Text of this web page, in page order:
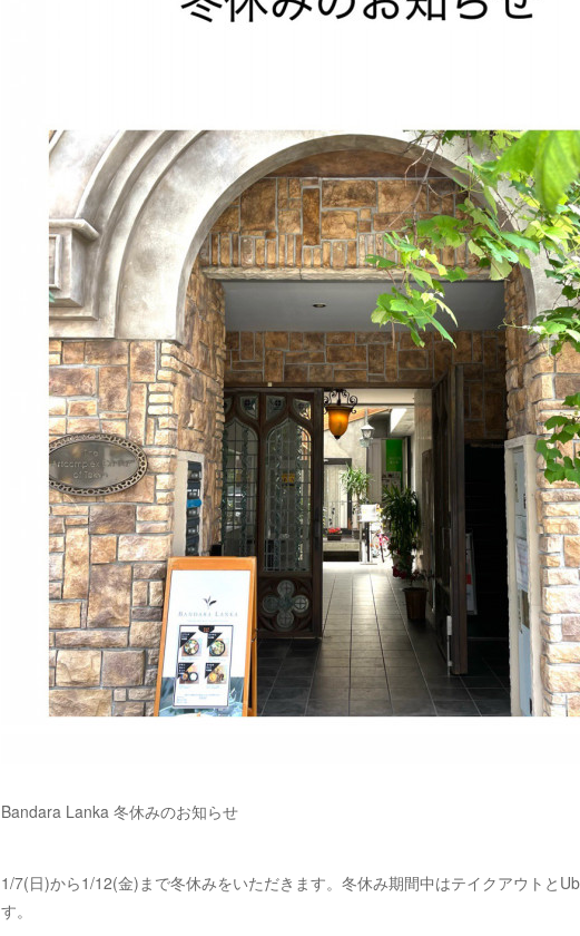
Bandara Lanka 冬休みのお知らせ
1/7(日)から1/12(金)まで冬休みをいただきます。冬休み期間中はテイクアウトと
す。